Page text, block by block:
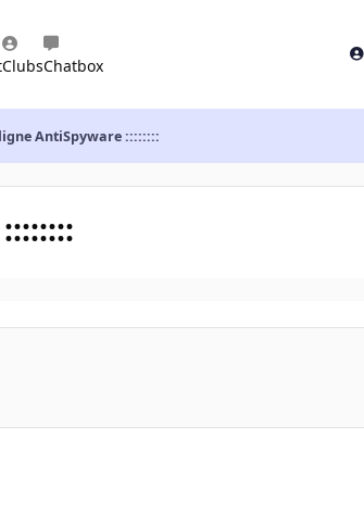
ClubsChatbox
AntiSpyware ::::::::